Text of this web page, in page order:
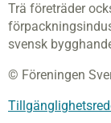
Trä företräder
svensk
© Föreningen